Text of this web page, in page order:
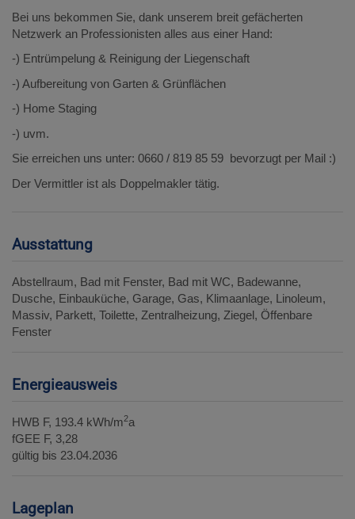
Bei uns bekommen Sie, dank unserem breit gefächerten
Netzwerk an Professionisten alles aus einer Hand:
-) Entrümpelung & Reinigung der Liegenschaft
-) Aufbereitung von Garten & Grünflächen
-) Home Staging
-) uvm.
Sie erreichen uns unter: 0660 / 819 85 59 bevorzugt per Mail :)
Der Vermittler ist als Doppelmakler tätig.
Ausstattung
Abstellraum Bad mit Fenster Bad mit WC Badewanne
Dusche Einbauküche Garage Gas Klimaanlage Linoleum
Massiv Parkett Toilette Zentralheizung Ziegel Öffenbare
Fenster
Energieausweis
HWB F, 193.4 kWh/m2a
fGEE F, 3,28
gültig bis 23.04.2036
Lageplan